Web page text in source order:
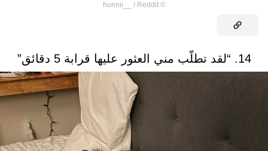
©
hunnii__ / Reddit
14. “لقد تطلّب مني العثور عليها قرابة 5 دقائق”